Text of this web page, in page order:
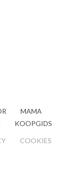
MAMA
KOOPGIDS
COOKIES